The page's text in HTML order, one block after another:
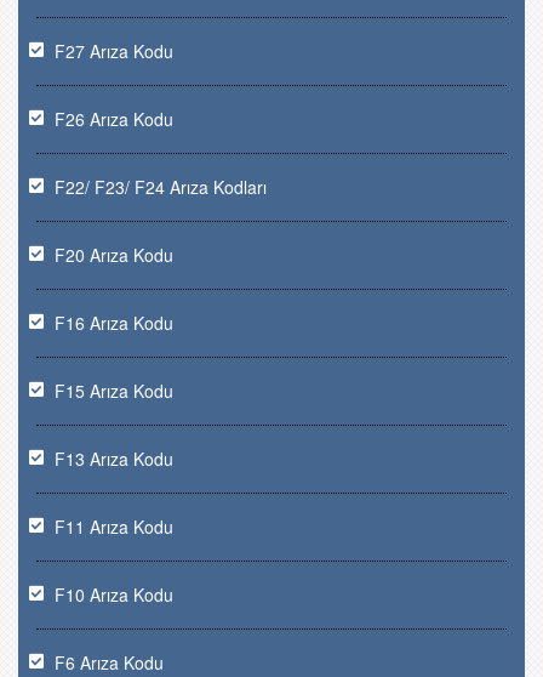
F27 Arıza Kodu
F26 Arıza Kodu
F22/ F23/ F24 Arıza Kodları
F20 Arıza Kodu
F16 Arıza Kodu
F15 Arıza Kodu
F13 Arıza Kodu
F11 Arıza Kodu
F10 Arıza Kodu
F6 Arıza Kodu